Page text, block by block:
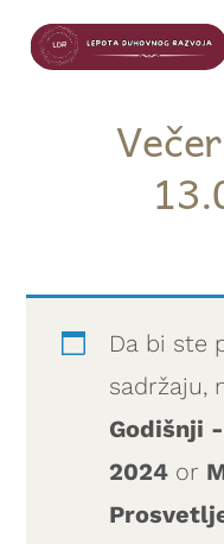
Da bi ste
sadržaju,
Godišnji
2024 or